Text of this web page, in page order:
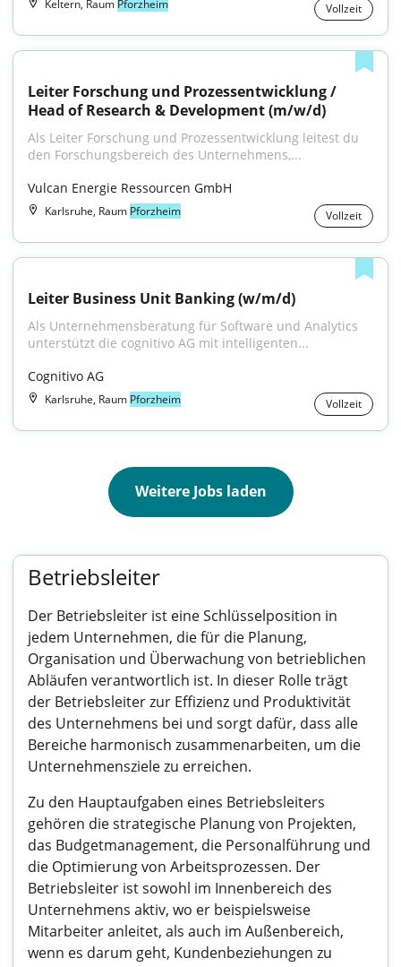
Keltern, Raum Pforzheim Vollzeit
Leiter Forschung und Prozessentwicklung /
Head of Research & Development (m/w/d)
Als Leiter Forschung und Prozessentwicklung leitest du
den Forschungsbereich des Unternehmens,...
Vulcan Energie Ressourcen GmbH
Karlsruhe, Raum Pforzheim Vollzeit
Leiter Business Unit Banking (w/m/d)
Als Unternehmensberatung für Software und Analytics
unterstützt die cognitivo AG mit intelligenten...
Cognitivo AG
Karlsruhe, Raum Pforzheim Vollzeit
Weitere Jobs laden
Betriebsleiter
Der Betriebsleiter ist eine Schlüsselposition in
jedem Unternehmen, die für die Planung,
Organisation und Überwachung von betrieblichen
Abläufen verantwortlich ist. In dieser Rolle trägt
der Betriebsleiter zur Effizienz und Produktivität
des Unternehmens bei und sorgt dafür, dass alle
Bereiche harmonisch zusammenarbeiten, um die
Unternehmensziele zu erreichen.
Zu den Hauptaufgaben eines Betriebsleiters
gehören die strategische Planung von Projekten,
das Budgetmanagement, die Personalführung und
die Optimierung von Arbeitsprozessen. Der
Betriebsleiter ist sowohl im Innenbereich des
Unternehmens aktiv, wo er beispielsweise
Mitarbeiter anleitet, als auch im Außenbereich,
wenn es darum geht, Kundenbeziehungen zu